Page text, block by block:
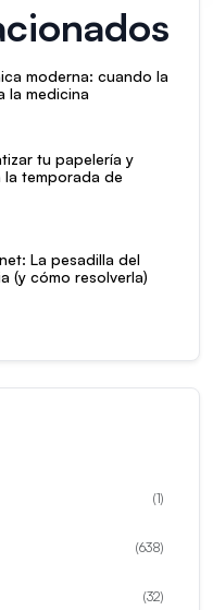
moderna: cuando la
la medicina
tu papelería y
temporada de
La pesadilla del
(y cómo resolverla)
(1)
(638)
(32)